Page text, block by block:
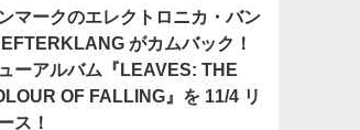
マークのエレクトロニカ・バン
EFTERKLANG がカムバック！
ーアルバム『LEAVES: THE
OF FALLING』を 11/4 リ
ス！